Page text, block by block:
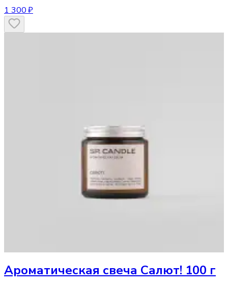
1 300 ₽
Ароматическая свеча Салют! 100 г